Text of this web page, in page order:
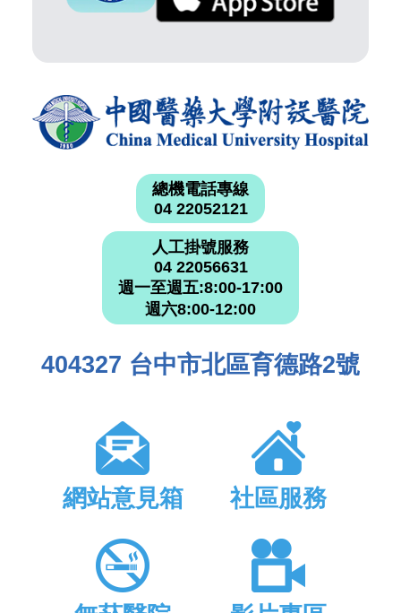
總機電話專線
04 22052121
人工掛號服務
04 22056631
週一至週五:8:00-17:00
週六8:00-12:00
404327 台中市北區育德路2號
網站意見箱 社區服務